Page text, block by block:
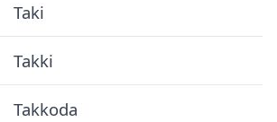
Taki
Takki
Takkoda